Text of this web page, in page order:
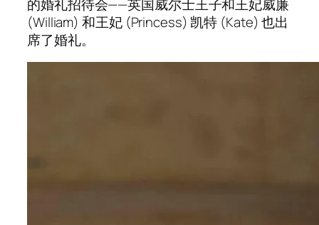
的婚礼招待会——英国威尔士王子和王妃威廉
(William) 和王妃 (Princess) 凯特 (Kate) 也出
席了婚礼。